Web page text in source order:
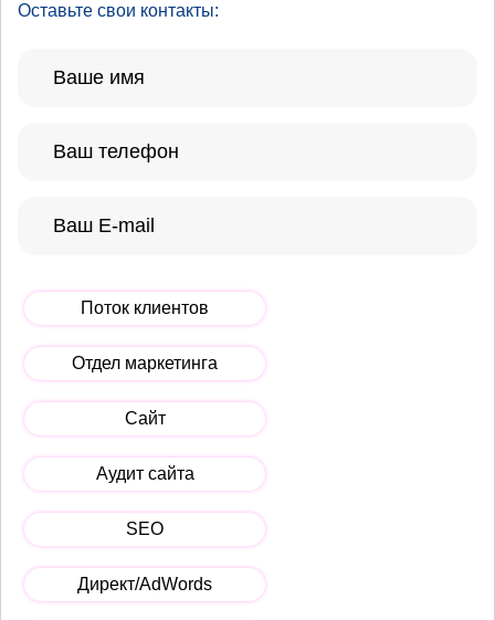
Оставьте свои контакты:
Поток клиентов
Отдел маркетинга
Сайт
Аудит сайта
SEO
Директ/AdWords